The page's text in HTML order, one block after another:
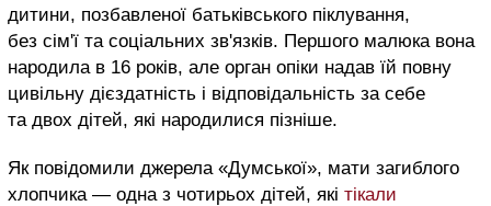
дитини, позбавленої батьківського піклування,
без сім'ї та соціальних зв'язків. Першого малюка вона
народила в 16 років, але орган опіки надав їй повну
цивільну дієздатність і відповідальність за себе
та двох дітей, які народилися пізніше.
Як повідомили джерела «Думської», мати загиблого
хлопчика — одна з чотирьох дітей, які тікали